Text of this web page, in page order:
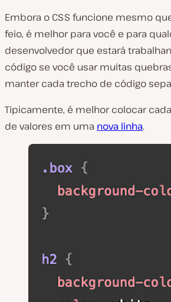
Embora o CSS funcione mesmo
feio, é melhor para você e para
desenvolvedor que estará
código se você usar muitas
manter cada trecho de código
Tipicamente, é melhor colocar
de valores em uma nova linha.